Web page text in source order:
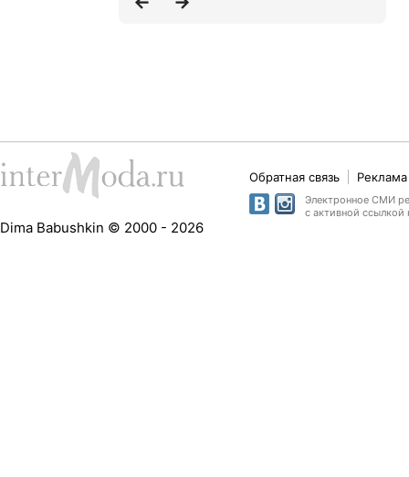
Dima Babushkin © 2000 - 2026
Обратная связь
Электронное СМИ
с активной ссылкой